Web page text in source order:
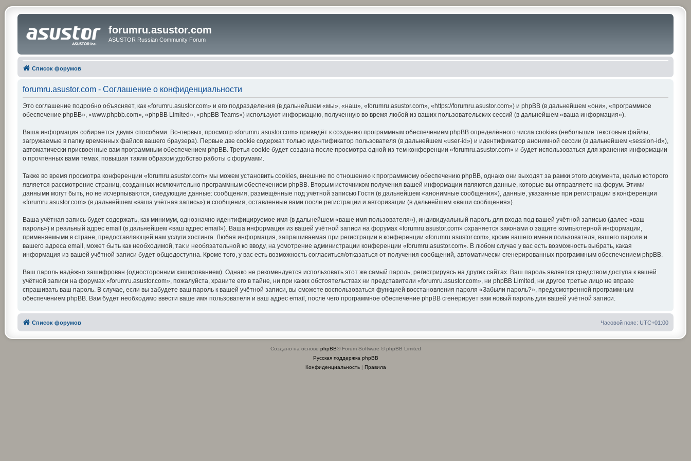
forumru.asustor.com
ASUSTOR Russian Community Forum
Список форумов
forumru.asustor.com - Соглашение о конфиденциальности
Это соглашение подробно объясняет, как «forumru.asustor.com» и его подразделения (в дальнейшем «мы», «наш», «forumru.asustor.com», «https://forumru.asustor.com») и phpBB (в дальнейшем «они», «программное
обеспечение phpBB», «www.phpbb.com», «phpBB Limited», «phpBB Teams») используют информацию, полученную во время любой из ваших пользовательских сессий (в дальнейшем «ваша информация»).
Ваша информация собирается двумя способами. Во-первых, просмотр «forumru.asustor.com» приведёт к созданию программным обеспечением phpBB определённого числа cookies (небольшие текстовые файлы,
загружаемые в папку временных файлов вашего браузера). Первые две cookie содержат только идентификатор пользователя (в дальнейшем «user-id») и идентификатор анонимной сессии (в дальнейшем «session-id»),
автоматически присвоенные вам программным обеспечением phpBB. Третья cookie будет создана после просмотра одной из тем конференции «forumru.asustor.com» и будет использоваться для хранения информации
о прочтённых вами темах, повышая таким образом удобство работы с форумами.
Также во время просмотра конференции «forumru.asustor.com» мы можем установить cookies, внешние по отношению к программному обеспечению phpBB, однако они выходят за рамки этого документа, целью которого
является рассмотрение страниц, созданных исключительно программным обеспечением phpBB. Вторым источником получения вашей информации являются данные, которые вы отправляете на форум. Этими
данными могут быть, но не исчерпываются, следующие данные: сообщения, размещённые под учётной записью Гостя (в дальнейшем «анонимные сообщения»), данные, указанные при регистрации в конференции
«forumru.asustor.com» (в дальнейшем «ваша учётная запись») и сообщения, оставленные вами после регистрации и авторизации (в дальнейшем «ваши сообщения»).
Ваша учётная запись будет содержать, как минимум, однозначно идентифицируемое имя (в дальнейшем «ваше имя пользователя»), индивидуальный пароль для входа под вашей учётной записью (далее «ваш
пароль») и реальный адрес email (в дальнейшем «ваш адрес email»). Ваша информация из вашей учётной записи на форумах «forumru.asustor.com» охраняется законами о защите компьютерной информации,
применяемыми в стране, предоставляющей нам услуги хостинга. Любая информация, запрашиваемая при регистрации в конференции «forumru.asustor.com», кроме вашего имени пользователя, вашего пароля и
вашего адреса email, может быть как необходимой, так и необязательной ко вводу, на усмотрение администрации конференции «forumru.asustor.com». В любом случае у вас есть возможность выбрать, какая
информация из вашей учётной записи будет общедоступна. Кроме того, у вас есть возможность согласиться/отказаться от получения сообщений, автоматически сгенерированных программным обеспечением phpBB.
Ваш пароль надёжно зашифрован (односторонним хэшированием). Однако не рекомендуется использовать этот же самый пароль, регистрируясь на других сайтах. Ваш пароль является средством доступа к вашей
учётной записи на форумах «forumru.asustor.com», пожалуйста, храните его в тайне, ни при каких обстоятельствах ни представители «forumru.asustor.com», ни phpBB Limited, ни другое третье лицо не вправе
спрашивать ваш пароль. В случае, если вы забудете ваш пароль к вашей учётной записи, вы сможете воспользоваться функцией восстановления пароля «Забыли пароль?», предусмотренной программным
обеспечением phpBB. Вам будет необходимо ввести ваше имя пользователя и ваш адрес email, после чего программное обеспечение phpBB сгенерирует вам новый пароль для вашей учётной записи.
Список форумов Часовой пояс: UTC+01:00
Создано на основе phpBB® Forum Software © phpBB Limited
Русская поддержка phpBB
Конфиденциальность| Правила